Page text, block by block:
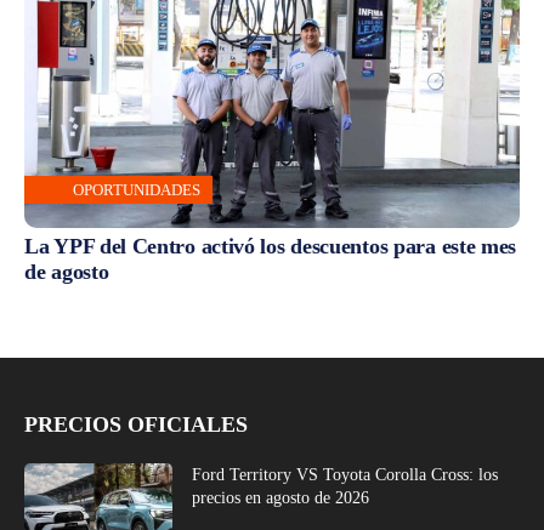
OPORTUNIDADES
La YPF del Centro activó los descuentos para este mes
de agosto
PRECIOS OFICIALES
Ford Territory VS Toyota Corolla Cross: los
precios en agosto de 2026